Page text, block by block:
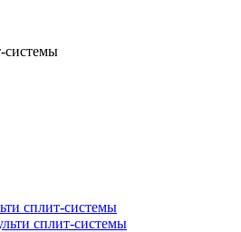
системы
сплит-системы
сплит-системы